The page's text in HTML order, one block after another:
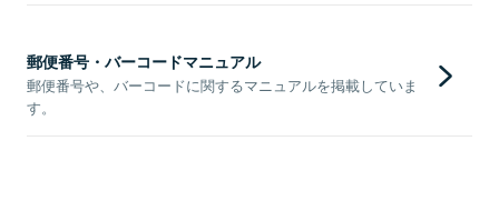
郵便番号・バーコードマニュアル
郵便番号や、バーコードに関するマニュアルを掲載していま
す。